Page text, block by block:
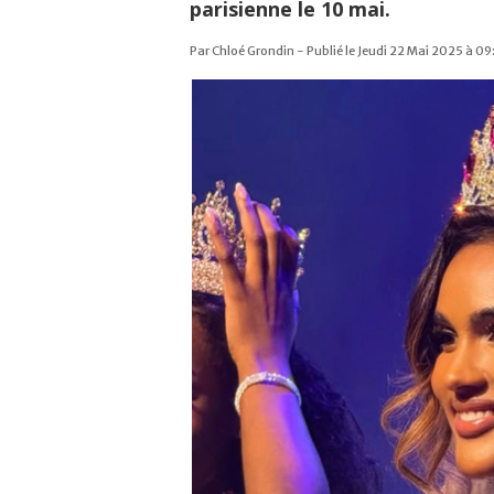
parisienne le 10 mai.
Par Chloé Grondin - Publié le Jeudi 22 Mai 2025 à